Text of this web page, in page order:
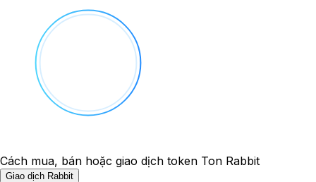
Cách mua, bán hoặc giao dịch token Ton Rabbit
Giao dịch Rabbit